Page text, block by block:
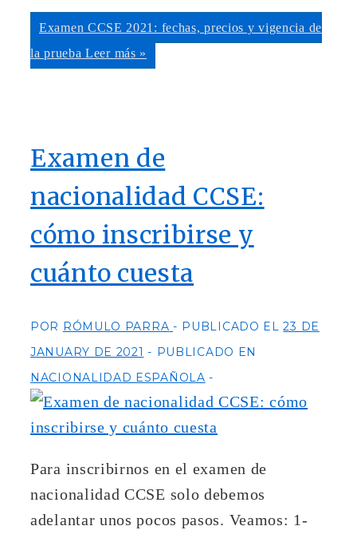
Examen CCSE 2021: fechas, precios y vigencia de
la prueba Leer más »
Examen de
nacionalidad CCSE:
cómo inscribirse y
cuánto cuesta
POR RÓMULO PARRA PUBLICADO EL23 DE
JANUARY DE 2021
PUBLICADO EN
NACIONALIDAD ESPAÑOLA
Para inscribirnos en el examen de
nacionalidad CCSE solo debemos
adelantar unos pocos pasos. Veamos: 1-